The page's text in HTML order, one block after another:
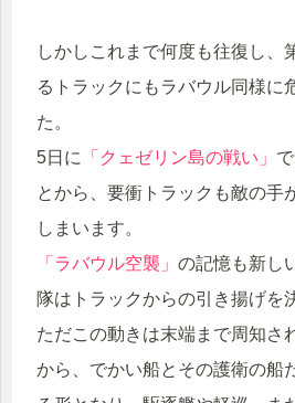
しかしこれまで何度も往復し、
るトラックにもラバウル同様に
た。
5日に
「クェゼリン島の戦い」
とから、要衝トラックも敵の手
しまいます。
「ラバウル空襲」 の記憶も新し
隊はトラックからの引き揚げを
ただこの動きは末端まで周知さ
から、でかい船とその護衛の船